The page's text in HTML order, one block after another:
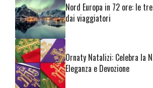
Nord Europa in 72 ore: le
dai viaggiatori
Ornaty Natalizi: Celebra la
Eleganza e Devozione